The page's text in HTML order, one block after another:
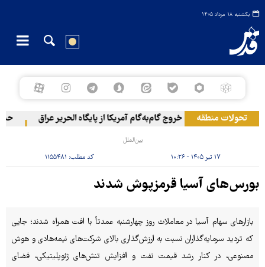
یکشنبه ۱۸ مرداد ۱۴۰۵
تحولات منطقه خروج گام‌به‌گام آمریکا از پایگاه الحریر عراق
بین‌الملل
۱۷ تیر ۱۴۰۵ - ۱۰:۲۶ کد مطلب: ۱۱۵۵۴۸۱
بورس‌های آسیا قرمزپوش شدند
بازارهای سهام آسیا در معاملات روز چهارشنبه عمدتاً با افت همراه شدند؛ جایی
که تردید سرمایه‌گذاران نسبت به ارزش‌گذاری بالای شرکت‌های نیمه‌هادی و هوش
مصنوعی، در کنار رشد قیمت نفت و افزایش تنش‌های ژئوپلیتیکی، فضای